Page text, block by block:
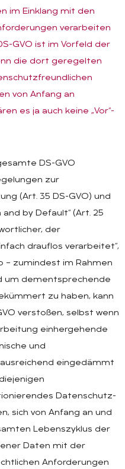
im Einklang mit den
verarbeiten
GVO ist im Vorfeld der
die dort geregelten
von Anfang an
es ja auch keine „Vor“-
DS-GVO
zur
(Art. 35 DS-GVO) und
by Default“ (Art. 25
der
drauflos verarbeitet“,
– zumindest im Rahmen
um dementsprechende
zu haben, kann
verstoßen, selbst wenn
einhergehende
und
eingedämmt
Datenschutz-
sich von Anfang an und
Lebenszyklus der
Daten mit der
Anforderungen